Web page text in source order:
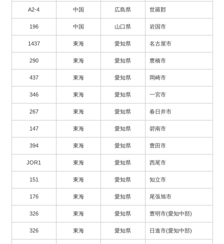
A2-4 中国 広島県 世羅郡
196 中国 山口県 岩国市
1437 東海 愛知県 名古屋市
290 東海 愛知県 豊橋市
437 東海 愛知県 岡崎市
346 東海 愛知県 一宮市
267 東海 愛知県 春日井市
147 東海 愛知県 碧南市
394 東海 愛知県 豊田市
JOR1 東海 愛知県 西尾市
151 東海 愛知県 知立市
176 東海 愛知県 尾張旭市
326 東海 愛知県 豊明市(愛知中部)
326 東海 愛知県 日進市(愛知中部)